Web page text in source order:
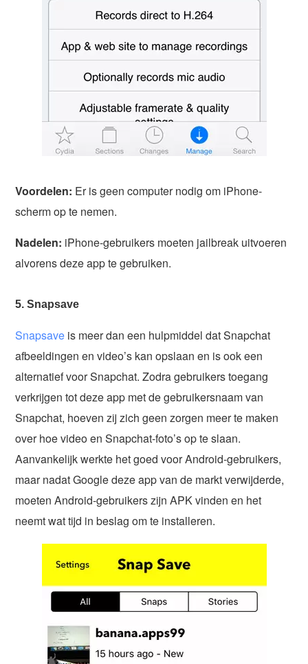
Voordelen: Er is geen computer nodig om iPhone-
scherm op te nemen.
Nadelen: iPhone-gebruikers moeten jailbreak uitvoeren
alvorens deze app te gebruiken.
5. Snapsave
Snapsave is meer dan een hulpmiddel dat Snapchat
afbeeldingen en video’s kan opslaan en is ook een
alternatief voor Snapchat. Zodra gebruikers toegang
verkrijgen tot deze app met de gebruikersnaam van
Snapchat, hoeven zij zich geen zorgen meer te maken
over hoe video en Snapchat-foto’s op te slaan.
Aanvankelijk werkte het goed voor Android-gebruikers,
maar nadat Google deze app van de markt verwijderde,
moeten Android-gebruikers zijn APK vinden en het
neemt wat tijd in beslag om te installeren.